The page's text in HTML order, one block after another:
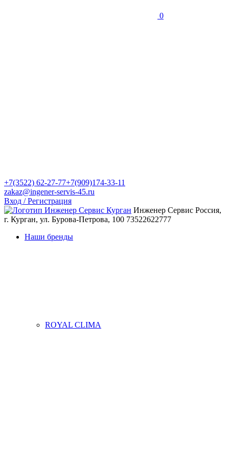
0
+7(3522) 62-27-77+7(909)174-33-11
zakaz@ingener-servis-45.ru
Вход / Регистрация
Инженер Сервис Россия,
г. Курган, ул. Бурова-Петрова, 100 73522622777
Наши бренды
ROYAL CLIMA